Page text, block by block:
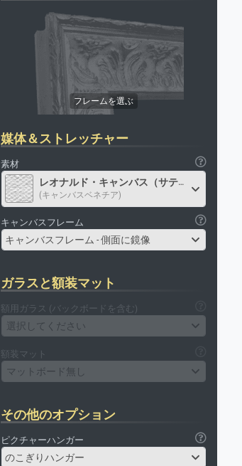
媒体＆ストレッチャー
素材
レオナルド・キャンバス（サテン）
(キャンバスベネチア)
キャンバスフレーム
キャンバスフレーム - 側面に鏡像
ガラスと額装マット
額用ガラス (バックボードを含む)
選択してください
額装マット
マットボード無し
その他のオプション
ピクチャーハンガー
のこぎりハンガー